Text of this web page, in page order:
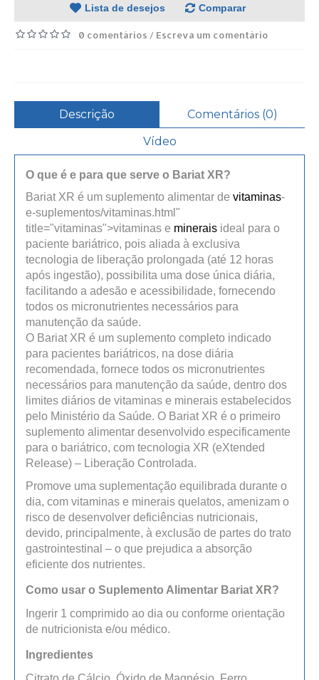
Lista de desejos Comparar
0 comentários / Escreva um comentário
Descrição
Comentários (0)
Vídeo
O que é e para que serve o Bariat XR?
Bariat XR é um suplemento alimentar de vitaminas-
e-suplementos/vitaminas.html"
title="vitaminas">vitaminas e minerais ideal para o
paciente bariátrico, pois aliada à exclusiva
tecnologia de liberação prolongada (até 12 horas
após ingestão), possibilita uma dose única diária,
facilitando a adesão e acessibilidade, fornecendo
todos os micronutrientes necessários para
manutenção da saúde.
O Bariat XR é um suplemento completo indicado
para pacientes bariátricos, na dose diária
recomendada, fornece todos os micronutrientes
necessários para manutenção da saúde, dentro dos
limites diários de vitaminas e minerais estabelecidos
pelo Ministério da Saúde. O Bariat XR é o primeiro
suplemento alimentar desenvolvido especificamente
para o bariátrico, com tecnologia XR (eXtended
Release) – Liberação Controlada.
Promove uma suplementação equilibrada durante o
dia, com vitaminas e minerais quelatos, amenizam o
risco de desenvolver deficiências nutricionais,
devido, principalmente, à exclusão de partes do trato
gastrointestinal – o que prejudica a absorção
eficiente dos nutrientes.
Como usar o Suplemento Alimentar Bariat XR?
Ingerir 1 comprimido ao dia ou conforme orientação
de nutricionista e/ou médico.
Ingredientes